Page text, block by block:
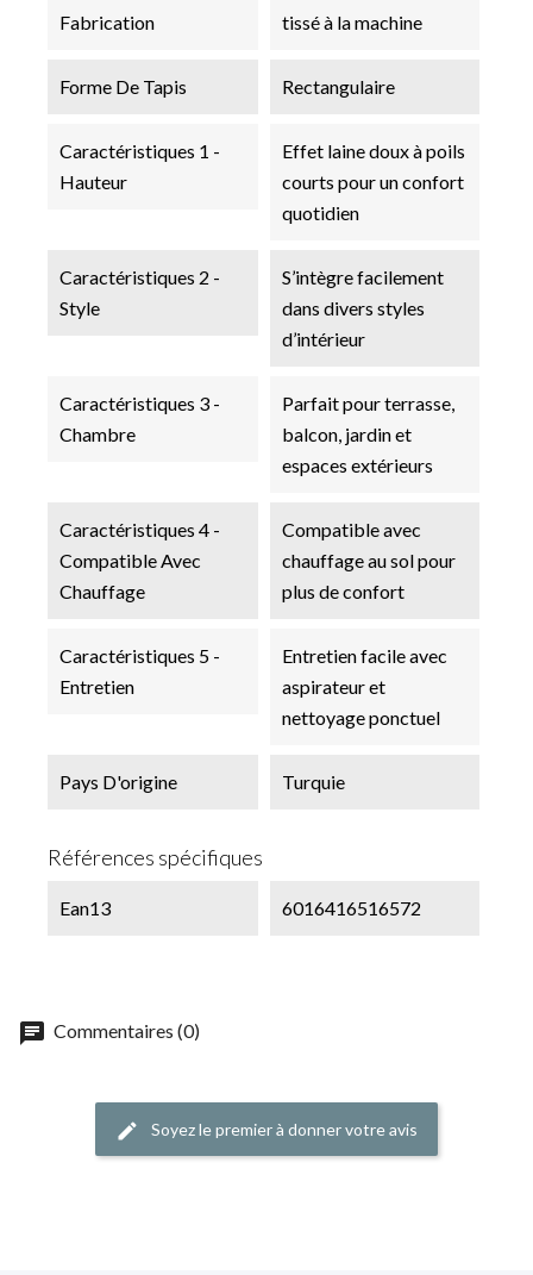
Fabrication tissé à la machine
Forme De Tapis Rectangulaire
Caractéristiques 1 -
Hauteur
Effet laine doux à poils
courts pour un confort
quotidien
Caractéristiques 2 -
Style
S’intègre facilement
dans divers styles
d’intérieur
Caractéristiques 3 -
Chambre
Parfait pour terrasse,
balcon, jardin et
espaces extérieurs
Caractéristiques 4 -
Compatible Avec
Chauffage
Compatible avec
chauffage au sol pour
plus de confort
Caractéristiques 5 -
Entretien
Entretien facile avec
aspirateur et
nettoyage ponctuel
Pays D'origine Turquie
Références spécifiques
Ean13 6016416516572
chat Commentaires (0)
edit Soyez le premier à donner votre avis